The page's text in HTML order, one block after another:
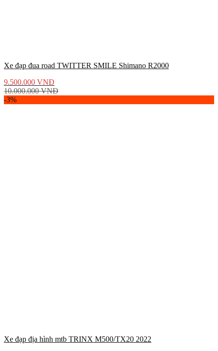
Xe đạp đua road TWITTER SMILE Shimano R2000
9.500.000 VNĐ
10.000.000VNĐ
-3%
Xe đạp địa hình mtb TRINX M500/TX20 2022